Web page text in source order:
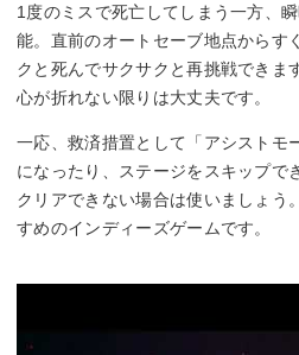
1度のミスで死亡してしまう一方、
能。直前のオートセーブ地点からす
クと死んでサクサクと再挑戦できま
心が折れない限りは大丈夫です。
一応、救済措置として「アシストモ
になったり、ステージをスキップで
クリアできない場合は使いましょう
すめのインディーズゲームです。